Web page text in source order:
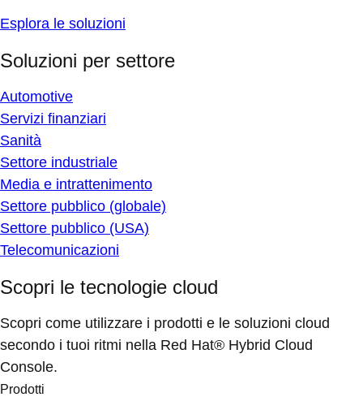
Esplora le soluzioni
Soluzioni per settore
Automotive
Servizi finanziari
Sanità
Settore industriale
Media e intrattenimento
Settore pubblico (globale)
Settore pubblico (USA)
Telecomunicazioni
Scopri le tecnologie cloud
Scopri come utilizzare i prodotti e le soluzioni cloud
secondo i tuoi ritmi nella Red Hat® Hybrid Cloud
Console.
Prodotti